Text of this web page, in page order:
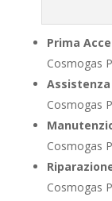
Prima
Cosmogas
Assistenza
Cosmogas
Cosmogas
Cosmogas